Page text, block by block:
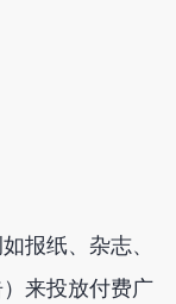
报纸、杂志、
来投放付费广